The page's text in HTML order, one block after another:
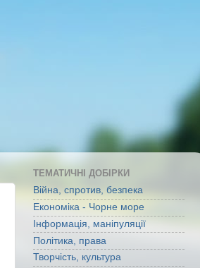
ТЕМАТИЧНІ ДОБІРКИ
Війна, спротив, безпека
Економіка - Чорне море
Інформація, маніпуляції
Політика, права
Творчість, культура